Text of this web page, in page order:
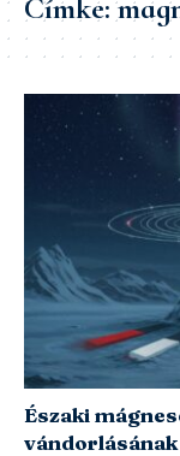
Címke:
Északi